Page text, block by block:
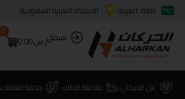
اللغة: العربية
المملكة العربية السعودية
تسجيلر.س0.00
0
عن الحركان متابعة الطلب خدمة العملاء